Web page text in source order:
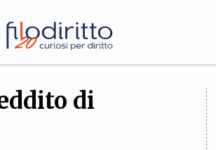
di